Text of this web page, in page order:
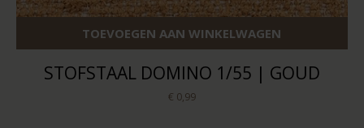
TOEVOEGEN AAN WINKELWAGEN
STOFSTAAL DOMINO 1/55 | GOUD
€ 0,99